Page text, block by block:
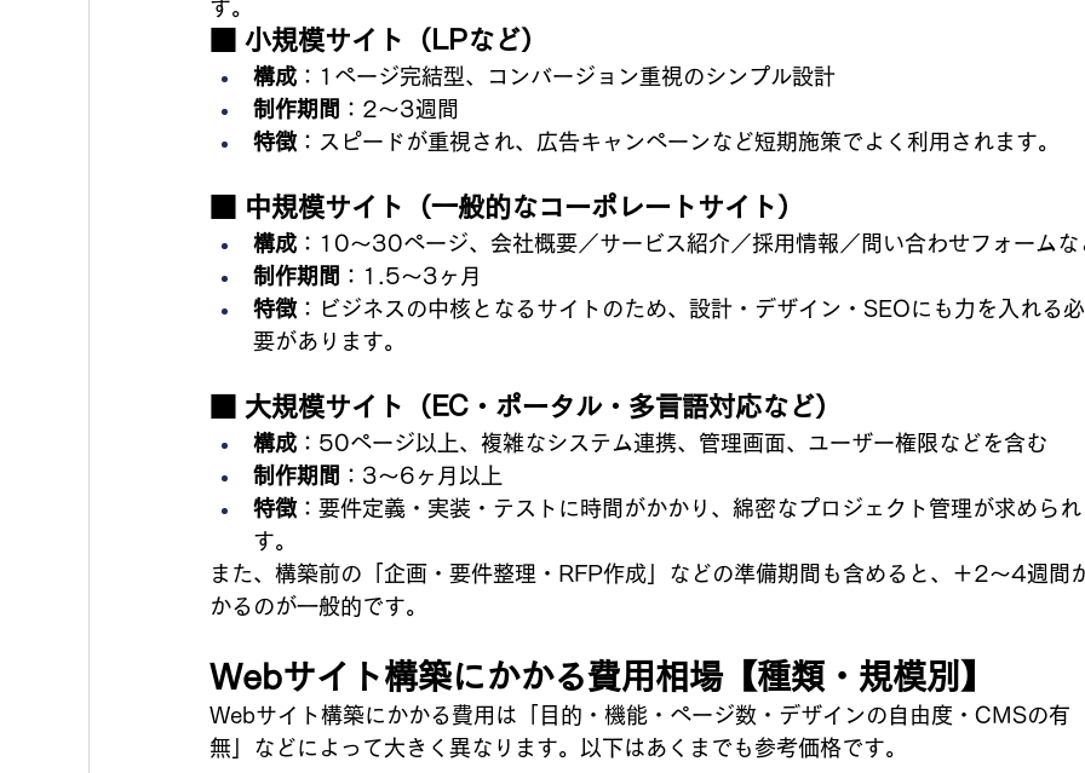
す。
■ 小規模サイト（LPなど）
構成 ：1ページ完結型、コンバージョン重視のシンプル設計
制作期間 ：2〜3週間
特徴 ：スピードが重視され、広告キャンペーンなど短期施策でよく利用されます。
■ 中規模サイト（一般的なコーポレートサイト）
構成 ：10〜30ページ、会社概要／サービス紹介／採用情報／問い合わせフォームな
制作期間 ：1.5〜3ヶ月
特徴 ：ビジネスの中核となるサイトのため、設計・デザイン・SEOにも力を入れる必
要があります。
■ 大規模サイト（EC・ポータル・多言語対応など）
構成 ：50ページ以上、複雑なシステム連携、管理画面、ユーザー権限などを含む
制作期間 ：3〜6ヶ月以上
特徴 ：要件定義・実装・テストに時間がかかり、綿密なプロジェクト管理が求めら
す。
また、構築前の「企画・要件整理・RFP作成」などの準備期間も含めると、＋2〜4週間
かるのが一般的です。
Webサイト構築にかかる費用相場【種類・規模別】
Webサイト構築にかかる費用は「目的・機能・ページ数・デザインの自由度・CMSの有
無」などによって大きく異なります。以下はあくまでも参考価格です。